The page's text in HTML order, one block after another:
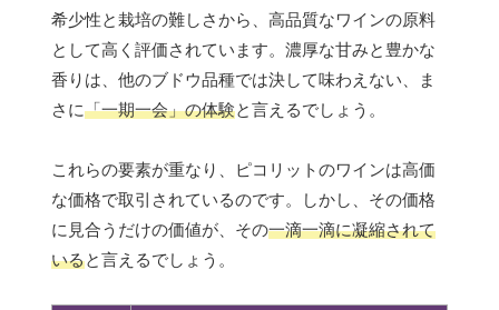
希少性と栽培の難しさから、高品質なワインの原料
として高く評価されています。濃厚な甘みと豊かな
香りは、他のブドウ品種では決して味わえない、ま
さに「一期一会」の体験と言えるでしょう。
これらの要素が重なり、ピコリットのワインは高価
な価格で取引されているのです。しかし、その価格
に見合うだけの価値が、その一滴一滴に凝縮されて
いると言えるでしょう。